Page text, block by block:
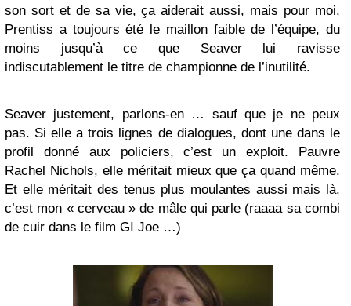
son sort et de sa vie, ça aiderait aussi, mais pour moi,
Prentiss a toujours été le maillon faible de l’équipe, du
moins jusqu’à ce que Seaver lui ravisse
indiscutablement le titre de championne de l’inutilité.
Seaver justement, parlons-en … sauf que je ne peux
pas. Si elle a trois lignes de dialogues, dont une dans le
profil donné aux policiers, c’est un exploit. Pauvre
Rachel Nichols, elle méritait mieux que ça quand même.
Et elle méritait des tenus plus moulantes aussi mais là,
c’est mon « cerveau » de mâle qui parle (raaaa sa combi
de cuir dans le film GI Joe …)